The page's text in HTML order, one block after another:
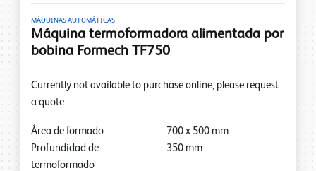
MÁQUINAS AUTOMÁTICAS
Máquina termoformadora alimentada por
bobina Formech TF750
Currently not available to purchase online, please request
a quote
Área de formado 700 x 500 mm
Profundidad de
termoformado
350 mm